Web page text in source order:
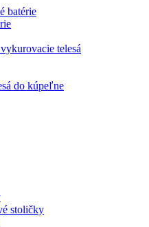
batérie
telesá
do kúpeľne
stoličky